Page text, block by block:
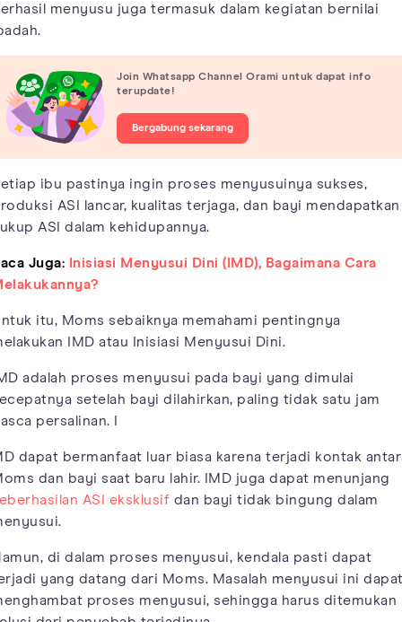
menyusu juga termasuk dalam kegiatan bernilai
Join Whatsapp Channel Orami untuk dapat info
terupdate!
Bergabung sekarang
ibu pastinya ingin proses menyusuinya sukses,
ASI lancar, kualitas terjaga, dan bayi mendapatkan
ASI dalam kehidupannya.
Juga:
Inisiasi Menyusui Dini (IMD), Bagaimana Cara
itu, Moms sebaiknya memahami pentingnya
IMD atau Inisiasi Menyusui Dini.
adalah proses menyusui pada bayi yang dimulai
setelah bayi dilahirkan, paling tidak satu jam
persalinan. I
dapat bermanfaat luar biasa karena terjadi kontak
dan bayi saat baru lahir. IMD juga dapat menunjang
ASI eksklusif dan bayi tidak bingung dalam
di dalam proses menyusui, kendala pasti dapat
yang datang dari Moms. Masalah menyusui ini
proses menyusui, sehingga harus ditemukan